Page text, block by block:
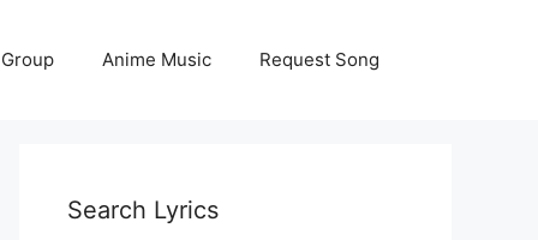
Anime Music Request Song
Search Lyrics